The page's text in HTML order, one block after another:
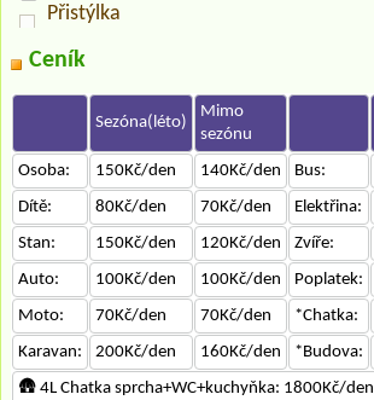
Přistýlka
Ceník
Sezóna(léto)
Mimo
sezónu
Osoba:
150Kč/den 140Kč/den Bus:
Dítě:
80Kč/den 70Kč/den Elektřina:
Stan:
150Kč/den 120Kč/den Zvíře:
Auto:
100Kč/den 100Kč/den Poplatek:
Moto:
70Kč/den 70Kč/den *Chatka:
Karavan:
200Kč/den 160Kč/den *Budova:
🛖 4L Chatka sprcha+WC+kuchyňka: 1800Kč/den